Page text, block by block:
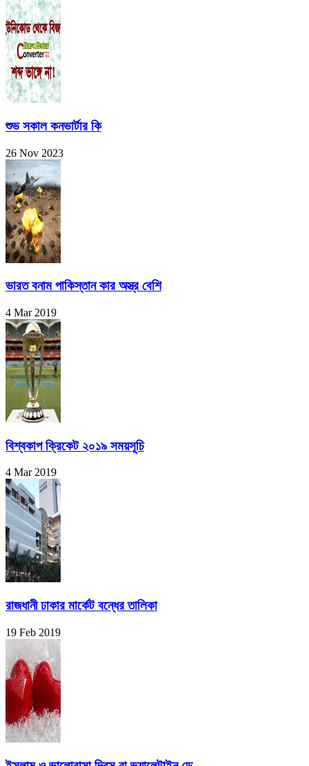
শুভ সকাল কনভার্টার কি
26 Nov 2023
ভারত বনাম পাকিস্তান কার অস্ত্র বেশি
4 Mar 2019
বিশ্বকাপ ক্রিকেট ২০১৯ সময়সূচি
4 Mar 2019
রাজধানী ঢাকার মার্কেট বন্ধের তালিকা
19 Feb 2019